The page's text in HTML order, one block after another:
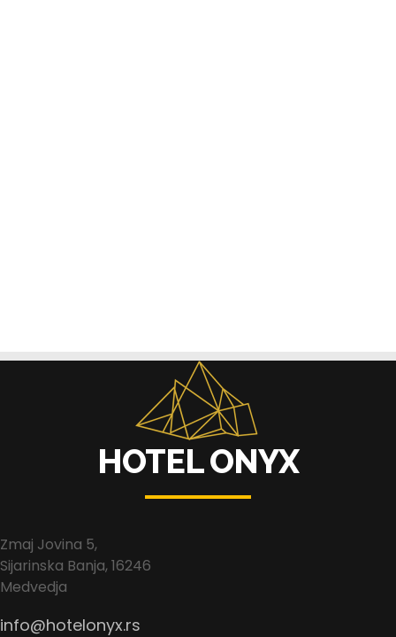
HOTEL ONYX
Zmaj Jovina 5,
Sijarinska Banja, 16246
Medvedja
info@hotelonyx.rs